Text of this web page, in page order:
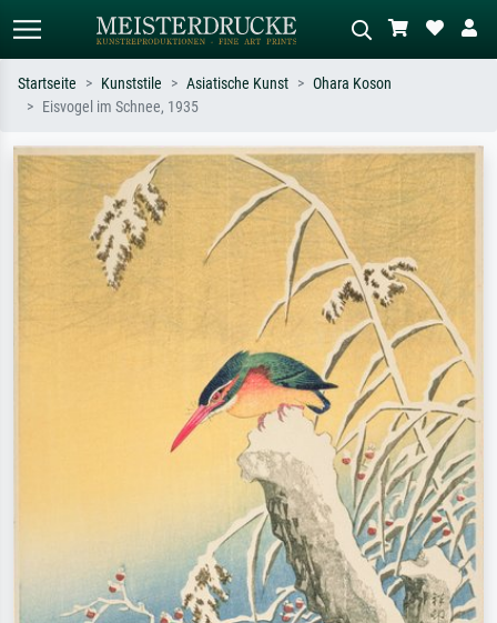
Suchen Sie nach Künstlern, Werktiteln
oder Stilen – z.B. Monet,
Sternennacht, Impressionismus, Welle
Hokusai, Akt.
Beschreiben Sie die Szene – z.B. Grüne
Wiese, Abstrakt mit viel Rot, Dunkles
Ölgemälde, Stehender Akt neben einem
Startseite Kunststile Asiatische Kunst
Ohara Koson
Eisvogel im Schnee, 1935